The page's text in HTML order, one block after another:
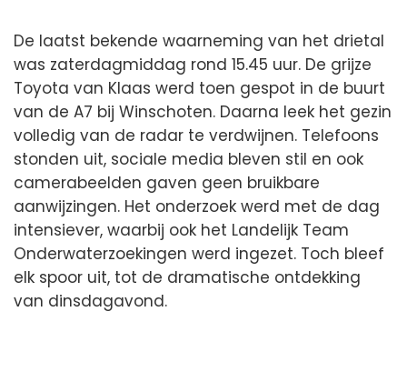
De laatst bekende waarneming van het drietal
was zaterdagmiddag rond 15.45 uur. De grijze
Toyota van Klaas werd toen gespot in de buurt
van de A7 bij Winschoten. Daarna leek het gezin
volledig van de radar te verdwijnen. Telefoons
stonden uit, sociale media bleven stil en ook
camerabeelden gaven geen bruikbare
aanwijzingen. Het onderzoek werd met de dag
intensiever, waarbij ook het Landelijk Team
Onderwaterzoekingen werd ingezet. Toch bleef
elk spoor uit, tot de dramatische ontdekking
van dinsdagavond.